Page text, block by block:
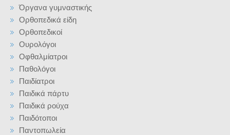
Όργανα γυμναστικής
Ορθοπεδικά είδη
Ορθοπεδικοί
Ουρολόγοι
Οφθαλμίατροι
Παθολόγοι
Παιδίατροι
Παιδικά πάρτυ
Παιδικά ρούχα
Παιδότοποι
Παντοπωλεία